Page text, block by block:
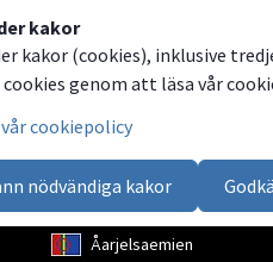
kakor
kakor (cookies), inklusive
genom att läsa vår
cookiepolicy
nödvändiga kakor
Åarjelsaemien